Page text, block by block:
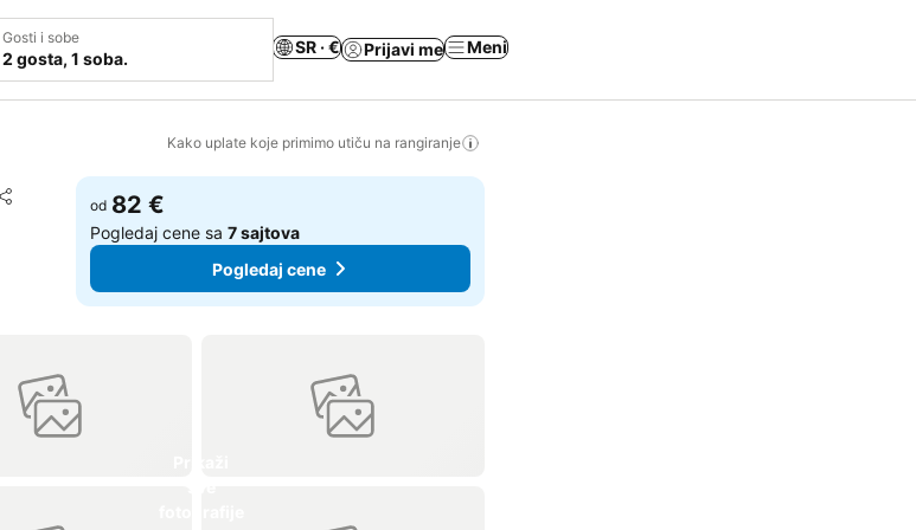
Gosti i sobe
2 gosta, 1 soba.
SR · € Prijavi me Meni
Kako uplate koje primimo utiču na rangiranje
Deli
Dodati u favorite
od 82 €
Pogledaj cene sa7 sajtova
Pogledaj cene